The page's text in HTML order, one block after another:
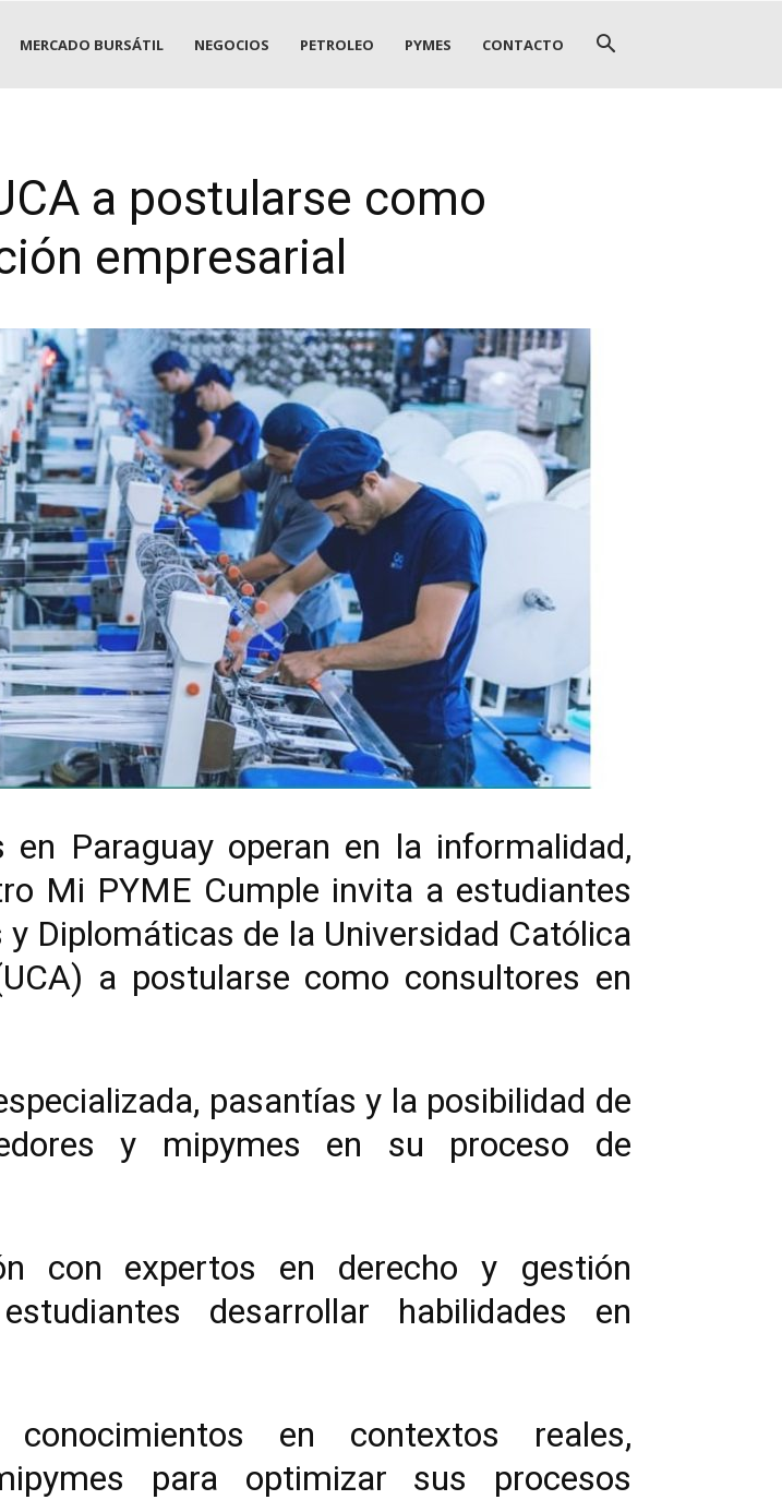
MERCADO BURSÁTIL NEGOCIOS PETROLEO PYMES CONTACTO
a postularse como
empresarial
Paraguay operan en la informalidad,
Mi PYME Cumple invita a estudiantes
Diplomáticas de la Universidad Católica
a postularse como consultores en
pasantías y la posibilidad de
y mipymes en su proceso de
con expertos en derecho y gestión
desarrollar habilidades en
en contextos reales,
para optimizar sus procesos